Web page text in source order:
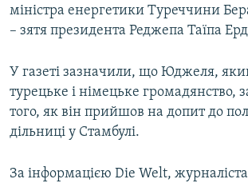
міністра енергетики Туреччини
– зятя президента Реджепа Таїпа
У газеті зазначили, що Юджеля,
турецьке і німецьке громадянство,
того, як він прийшов на допит до
дільниці у Стамбулі.
За інформацією Die Welt,